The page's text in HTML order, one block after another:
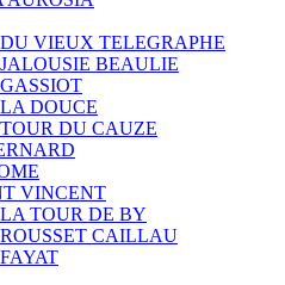
VIEUX TELEGRAPHE
BEAULIE
DOUCE
DU CAUZE
VINCENT
TOUR DE BY
CAILLAU